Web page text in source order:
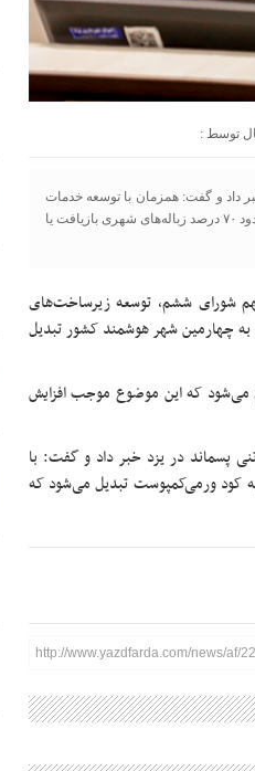
توسط :
داد و گفت: همزمان با توسعه خدمات
هوشمند شهری، نخستین کارخانه ۳۰۰ تنی پردازش پسماند نیز راه‌اندازی شده و اکنون حدود ۷۰ درصد زباله‌های شهری بازیافت یا
مهم شورای ششم، توسعه زیرساخت‌های
چهارمین شهر هوشمند کشور تبدیل
می‌شود که این موضوع موجب افزایش
شورای اسلامی شهر یزد همچنین از راه‌اندازی نخستین کارخانه پردازش ۳۰۰ تنی پسماند در یزد خبر داد و گفت: با
شهری بازیافت یا به کود ورمی‌کمپوست تبدیل می‌شود که
http://www.yazdfarda.com/news/af/